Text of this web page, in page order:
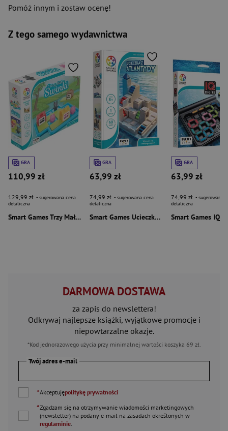
Pomóż innym i zostaw ocenę!
Z tego samego wydawnictwa
GRA
110,99 zł
129,99 zł - sugerowana cena
detaliczna
Smart Games Trzy Małe Świnki (PL) IUVI Games
GRA
63,99 zł
74,99 zł - sugerowana cena
detaliczna
Smart Games Ucieczka Z Atlantydy (PL) IUVI Games
GRA
63,99 zł
74,99 zł - sugerowana
detaliczna
DARMOWA DOSTAWA
za zapis do newslettera!
Odkrywaj najlepsze książki, wyjątkowe promocje i
niepowtarzalne okazje.
*Kod jednorazowego użycia przy minimalnej wartości koszyka 69 zł.
Twój adres e-mail
*Akceptujępolitykę prywatności
*Zgadzam się na otrzymywanie wiadomości marketingowych
(newsletter) na podany e-mail na zasadach określonych w
regulaminie